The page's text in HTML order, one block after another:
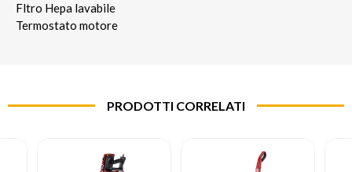
Fltro Hepa lavabile
Termostato motore
PRODOTTI CORRELATI